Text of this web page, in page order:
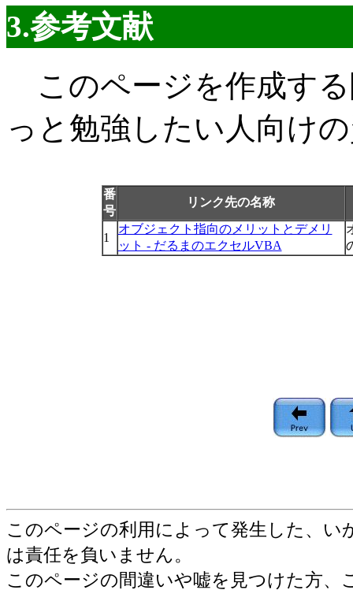
3.参考文献
このページを作成す
っと勉強したい人向け
番
号
リンク先の名称
1
オブジェクト指向のメリットとデメリ
ット - だるまのエクセルVBA
このページの利用によって発生した、
は責任を負いません。
このページの間違いや嘘を見つけた方